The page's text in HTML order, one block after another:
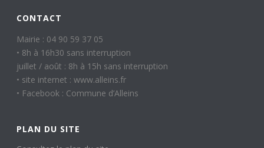
CONTACT
Mairie : 04 90 59 37 05
• 8h à 16h30 sans interruption
juillet / août : 8h à 15h sans interruption
• site internet : www.alleins.fr
• Facebook : Commune d’Alleins
PLAN DU SITE